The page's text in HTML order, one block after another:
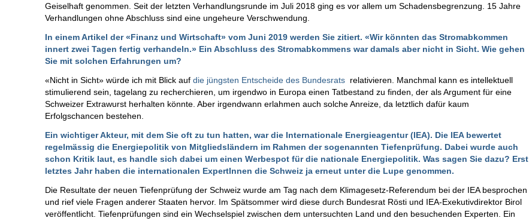
Geiselhaft genommen. Seit der letzten Verhandlungsrunde im Juli 2018 ging es vor allem um Schadensbegrenzung. 15 Jahre
Verhandlungen ohne Abschluss sind eine ungeheure Verschwendung.
In einem Artikel der «Finanz und Wirtschaft» vom Juni 2019 werden Sie zitiert. «Wir könnten das Stromabkommen
innert zwei Tagen fertig verhandeln.» Ein Abschluss des Stromabkommens war damals aber nicht in Sicht. Wie gehen
Sie mit solchen Erfahrungen um?
«Nicht in Sicht» würde ich mit Blick auf die jüngsten Entscheide des Bundesrats relativieren. Manchmal kann es intellektuell
stimulierend sein, tagelang zu recherchieren, um irgendwo in Europa einen Tatbestand zu finden, der als Argument für eine
Schweizer Extrawurst herhalten könnte. Aber irgendwann erlahmen auch solche Anreize, da letztlich dafür kaum
Erfolgschancen bestehen.
Ein wichtiger Akteur, mit dem Sie oft zu tun hatten, war die Internationale Energieagentur (IEA). Die IEA bewertet
regelmässig die Energiepolitik von Mitgliedsländern im Rahmen der sogenannten Tiefenprüfung. Dabei wurde auch
schon Kritik laut, es handle sich dabei um einen Werbespot für die nationale Energiepolitik. Was sagen Sie dazu? Erst
letztes Jahr haben die internationalen ExpertInnen die Schweiz ja erneut unter die Lupe genommen.
Die Resultate der neuen Tiefenprüfung der Schweiz wurde am Tag nach dem Klimagesetz-Referendum bei der IEA besprochen
und rief viele Fragen anderer Staaten hervor. Im Spätsommer wird diese durch Bundesrat Rösti und IEA-Exekutivdirektor Birol
veröffentlicht. Tiefenprüfungen sind ein Wechselspiel zwischen dem untersuchten Land und den besuchenden Experten. Ein